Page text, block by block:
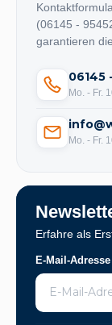
(06145 -
garantieren
06145
Mo. - Fr.
Mo. - Fr.
Erfahre als
E-Mail-Adresse